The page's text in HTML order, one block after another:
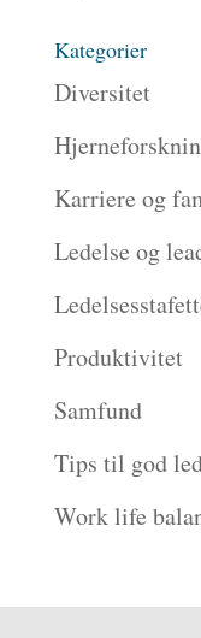
Kategorier
Diversitet
Karriere og
Ledelse og
Produktivitet
Samfund
Tips til god
Work life